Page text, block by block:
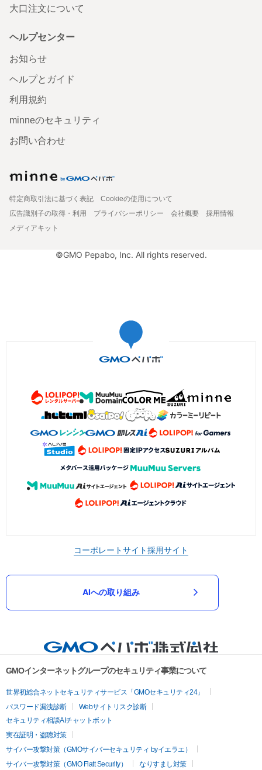
大口注文について
ヘルプセンター
お知らせ
ヘルプとガイド
利用規約
minneのセキュリティ
お問い合わせ
特定商取引法に基づく表記
Cookieの使用について
広告識別子の取得・利用
プライバシーポリシー 会社概要
採用情報
メディアキット
©GMO Pepabo, Inc. All rights reserved.
コーポレートサイト採用サイト
AIへの取り組み
GMOインターネットグループのセキュリティ事業について
世界初総合ネットセキュリティサービス「GMOセキュリティ24」
パスワード漏洩診断
Webサイトリスク診断
セキュリティ相談AIチャットボット
実在証明・盗聴対策
サイバー攻撃対策（GMOサイバーセキュリティ byイエラエ）
サイバー攻撃対策（GMO Flatt Security）
なりすまし対策